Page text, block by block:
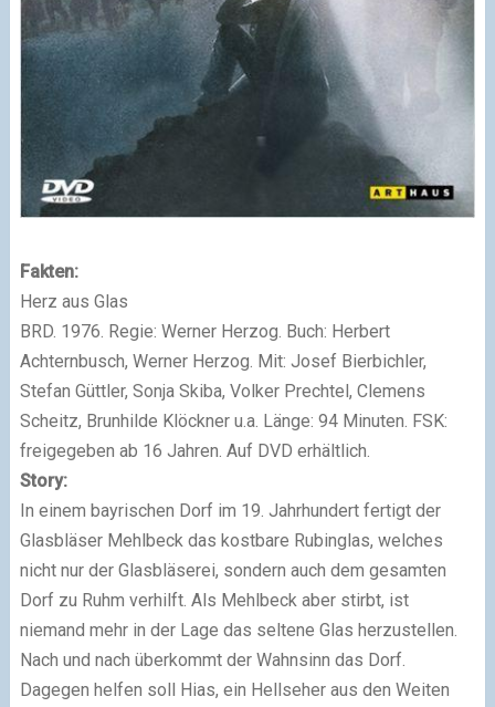
Fakten:
Herz aus Glas
BRD. 1976. Regie: Werner Herzog. Buch: Herbert
Achternbusch, Werner Herzog. Mit: Josef Bierbichler,
Stefan Güttler, Sonja Skiba, Volker Prechtel, Clemens
Scheitz, Brunhilde Klöckner u.a. Länge: 94 Minuten. FSK:
freigegeben ab 16 Jahren. Auf DVD erhältlich.
Story:
In einem bayrischen Dorf im 19. Jahrhundert fertigt der
Glasbläser Mehlbeck das kostbare Rubinglas, welches
nicht nur der Glasbläserei, sondern auch dem gesamten
Dorf zu Ruhm verhilft. Als Mehlbeck aber stirbt, ist
niemand mehr in der Lage das seltene Glas herzustellen.
Nach und nach überkommt der Wahnsinn das Dorf.
Dagegen helfen soll Hias, ein Hellseher aus den Weiten